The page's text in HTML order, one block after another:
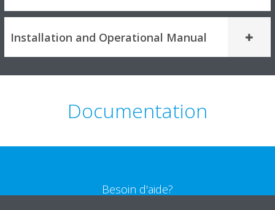
Installation and Operational Manual
Documentation
Besoin d'aide?